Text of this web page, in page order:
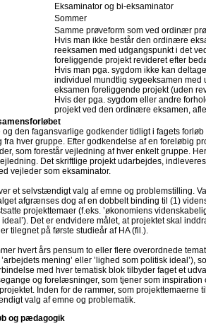
Eksaminator og bi-eksaminator
Sommer
Samme prøveform som ved ordinær
Hvis man ikke består den ordinære
reeksamen med udgangspunkt i det
foreliggende projekt revideret efter
Hvis man pga. sygdom ikke kan
individuel mundtlig sygeeksamen
eksamen foreliggende projekt (uden
Hvis der pga. sygdom eller andre
projekt ved den ordinære eksamen,
og den fagansvarlige godkender tidligt i fagets
fra hver gruppe. Efter godkendelse af en foreløbig
som forestår vejledning af hver enkelt gruppe.
Det skriftlige projekt udarbejdes,
vejleder som eksaminator.
et selvstændigt valg af emne og problemstilling.
afgrænses dog af en dobbelt binding til (1)
projekttemaer (f.eks. ’økonomiens
ideal’). Det er endvidere målet, at projektet skal
tilegnet på første studieår af HA (fil.).
hvert års pensum to eller flere overordnede
mening’ eller ’lighed som politisk ideal’),
med hver tematisk blok tilbyder faget et
og forelæsninger, som tjener som inspiration
Inden for de rammer, som projekttemaerne
valg af emne og problematik.
og pædagogik